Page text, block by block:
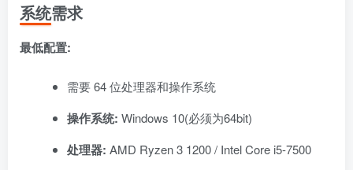
系统需求
最低配置:
需要 64 位处理器和操作系统
操作系统: Windows 10(必须为64bit)
处理器: AMD Ryzen 3 1200 / Intel Core i5-7500